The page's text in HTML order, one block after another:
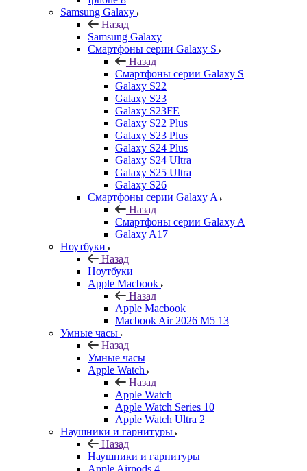
Samsung Galaxy
Назад
Samsung Galaxy
Смартфоны серии Galaxy S
Назад
Смартфоны серии Galaxy S
Galaxy S22
Galaxy S23
Galaxy S23FE
Galaxy S22 Plus
Galaxy S23 Plus
Galaxy S24 Plus
Galaxy S24 Ultra
Galaxy S25 Ultra
Galaxy S26
Смартфоны серии Galaxy A
Назад
Смартфоны серии Galaxy A
Galaxy A17
Ноутбуки
Назад
Ноутбуки
Apple Macbook
Назад
Apple Macbook
Macbook Air 2026 M5 13
Умные часы
Назад
Умные часы
Apple Watch
Назад
Apple Watch
Apple Watch Series 10
Apple Watch Ultra 2
Наушники и гарнитуры
Назад
Наушники и гарнитуры
Apple Airpods 4